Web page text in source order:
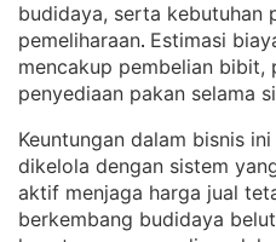
budidaya, serta kebutuhan
pemeliharaan. Estimasi
mencakup pembelian bibit,
penyediaan pakan selama
Keuntungan dalam bisnis
dikelola dengan sistem
aktif menjaga harga jual
berkembang budidaya